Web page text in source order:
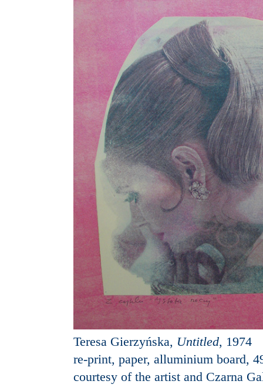
Teresa Gierzyńska, Untitled, 1974
re-print, paper, alluminium board,
courtesy of the artist and Czarna